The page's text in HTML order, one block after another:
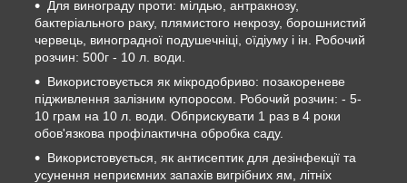
Для винограду проти: мілдью, антракнозу,
бактеріального раку, плямистого некрозу, борошнистий
червець, виноградної подушечніці, оїдіуму і ін. Робочий
розчин: 500г - 10 л. води.
Використовується як мікродобриво: позакореневе
підживлення залізним купоросом. Робочий розчин: - 5-
10 грам на 10 л. води. Обприскувати 1 раз в 4 роки
обов'язкова профілактична обробка саду.
Використовується, як антисептик для дезінфекції та
усунення неприємних запахів вигрібних ям, літніх